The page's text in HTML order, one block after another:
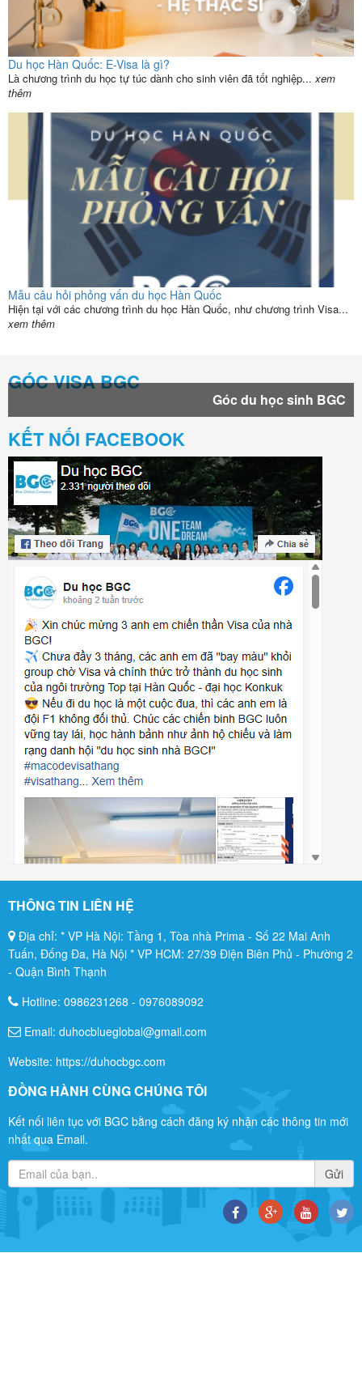
Du học Hàn Quốc: E-Visa là gì?
Là chương trình du học tự túc dành cho sinh viên đã tốt nghiệp... xem
thêm
Mẫu câu hỏi phỏng vấn du học Hàn Quốc
Hiện tại với các chương trình du học Hàn Quốc, như chương trình Visa...
xem thêm
GÓC VISA BGC
Góc du học sinh BGC
KẾT NỐI FACEBOOK
THÔNG TIN LIÊN HỆ
Địa chỉ: * VP Hà Nội: Tầng 1, Tòa nhà Prima - Số 22 Mai Anh
Tuấn, Đống Đa, Hà Nội * VP HCM: 27/39 Điện Biên Phủ - Phường 2
- Quận Bình Thạnh